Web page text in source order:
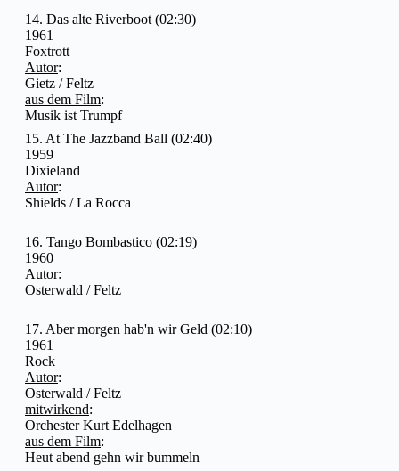
14. Das alte Riverboot (02:30)
1961
Foxtrott
Autor:
Gietz / Feltz
aus dem Film:
Musik ist Trumpf
15. At The Jazzband Ball (02:40)
1959
Dixieland
Autor:
Shields / La Rocca
16. Tango Bombastico (02:19)
1960
Autor:
Osterwald / Feltz
17. Aber morgen hab'n wir Geld (02:10)
1961
Rock
Autor:
Osterwald / Feltz
mitwirkend:
Orchester Kurt Edelhagen
aus dem Film:
Heut abend gehn wir bummeln